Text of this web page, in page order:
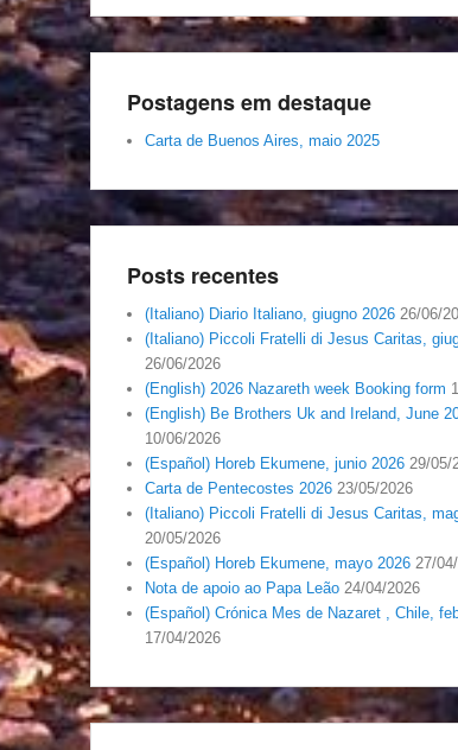
Postagens em destaque
Carta de Buenos Aires, maio 2025
Posts recentes
(Italiano) Diario Italiano, giugno 2026 26/06/
(Italiano) Piccoli Fratelli di Jesus Caritas,
26/06/2026
(English) 2026 Nazareth week Booking form
(English) Be Brothers Uk and Ireland, June
10/06/2026
(Español) Horeb Ekumene, junio 2026 29/05/
Carta de Pentecostes 2026 23/05/2026
(Italiano) Piccoli Fratelli di Jesus Caritas,
20/05/2026
(Español) Horeb Ekumene, mayo 2026 27/
Nota de apoio ao Papa Leão 24/04/2026
(Español) Crónica Mes de Nazaret , Chile,
17/04/2026